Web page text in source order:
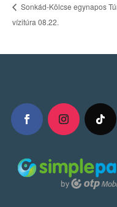
Sonkád-Kölcse egynapos
vízitúra 08.22.